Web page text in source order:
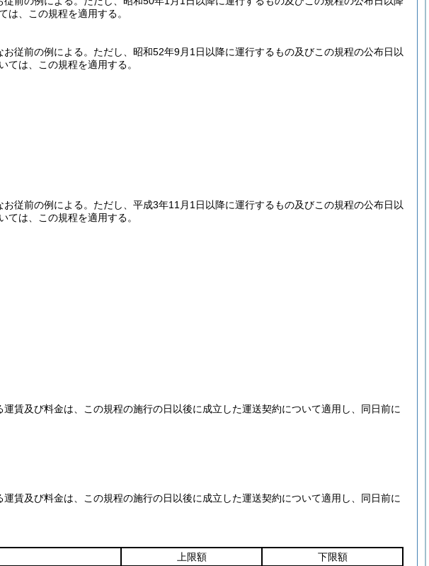
は、この規程を適用する。
従前の例による。 ただし、昭和52年9月1日以降に運行するもの及びこの規程の公布日以
ては、この規程を適用する。
従前の例による。 ただし、平成3年11月1日以降に運行するもの及びこの規程の公布日以
ては、この規程を適用する。
賃及び料金は、この規程の施行の日以後に成立した運送契約について適用し、同日前に
賃及び料金は、この規程の施行の日以後に成立した運送契約について適用し、同日前に
上限額
下限額